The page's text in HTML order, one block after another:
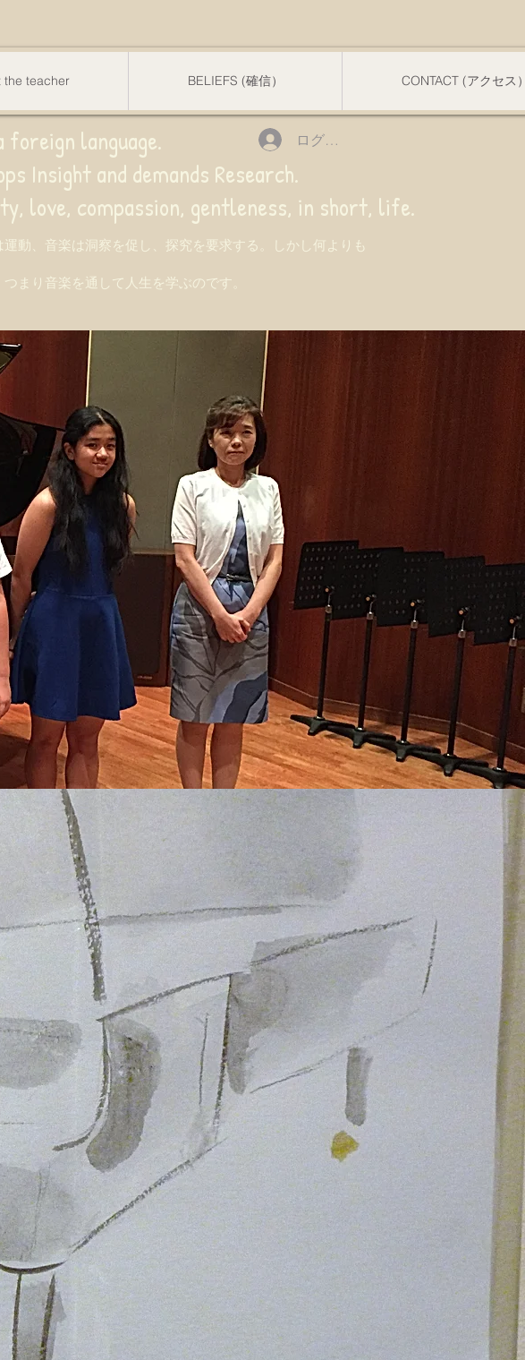
the teacher BELIEFS (確信） CONTACT (アクセス
ログイン
foreign language.
Insight and demands Research.
gentleness, in short, life.
動、音楽は洞察を促し、探究を要求する。しかし何よりも
まり音楽を通して人生を学ぶのです。